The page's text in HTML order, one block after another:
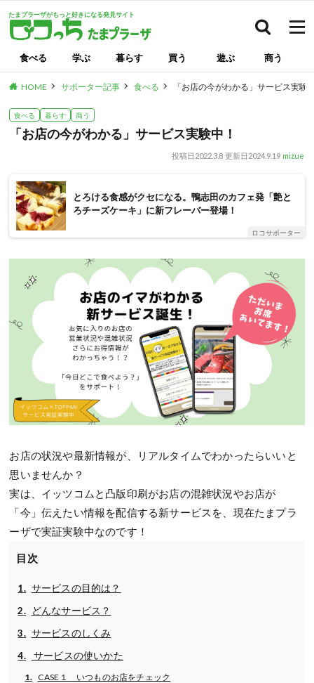
たまプラーザがもっと好きになる発見サイト
食べる 学ぶ 暮らす 買う 遊ぶ 商う
HOME サポーター記事 食べる 「お店の今がわかる」サービス実験
食べる 暮らす 商う
「お店の今がわかる」サービス実験中！
投稿日 2022.3.8 更新日 2024.9.19 mizue
とろける食感がクセになる。鴨志田のカフェ発「艶と
ろチーズケーキ」に新フレーバー登場！
ロコサポーター
お店の状況や最新情報が、リアルタイムでわかったらいいと
思いませんか？
実は、イッツコムと凸版印刷がお店の混雑状況やお店が
「今」伝えたい情報を配信する新サービスを、現在たまプラ
ーザで実証実験中なのです！
目次
サービスの目的は？
どんなサービス？
サービスのしくみ
サービスの使いかた
CASE１ いつものお店をチェック